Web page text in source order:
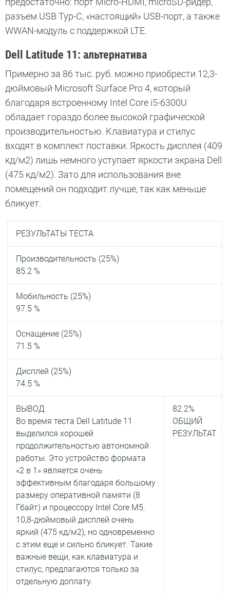
разъем USB Typ-C, «настоящий» USB-порт, а также
WWAN-модуль с поддержкой LTE.
Dell Latitude 11: альтернатива
Примерно за 86 тыс. руб. можно приобрести 12,3-
дюймовый Microsoft Surface Pro 4, который
благодаря встроенному Intel Core i5-6300U
обладает гораздо более высокой графической
производительностью. Клавиатура и стилус
входят в комплект поставки. Яркость дисплея (409
кд/м2) лишь немного уступает яркости экрана Dell
(475 кд/м2). Зато для использования вне
помещений он подходит лучше, так как меньше
бликует.
РЕЗУЛЬТАТЫ ТЕСТА
Производительность (25%)
85.2 %
Мобильность (25%)
97.5 %
Оснащение (25%)
71.5 %
Дисплей (25%)
74.5 %
ВЫВОД
Во время теста Dell Latitude 11
выделился хорошей
продолжительностью автономной
работы. Это устройство формата
«2 в 1» является очень
эффективным благодаря большому
размеру оперативной памяти (8
Гбайт) и процессору Intel Core M5.
10,8-дюймовый дисплей очень
яркий (475 кд/м2), но одновременно
с этим еще и сильно бликует. Такие
важные вещи, как клавиатура и
стилус, предлагаются только за
отдельную доплату.
82.2%
ОБЩИЙ
РЕЗУЛЬТАТ